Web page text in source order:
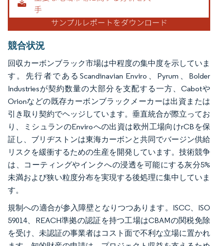
競合状況
回収カーボンブラック市場は中程度の集中度を示していま
す。先行者であるScandinavian Enviro、Pyrum、Bolder
Industriesが契約数量の大部分を支配する一方、Cabotや
Orionなどの既存カーボンブラックメーカーは出資または
引き取り契約でヘッジしています。垂直統合が際立ってお
り、ミシュランのEnviroへの出資は欧州工場向けrCBを保
証し、ブリヂストンは東海カーボンと共同でバージン供給
リスクを緩衝するための生産を開発しています。技術競争
は、コーティングやインクへの浸透を可能にする灰分5%
未満および狭い粒度分布を実現する後処理に集中していま
す。
規制への適合が参入障壁となりつつあります。ISCC、ISO
59014、REACH準拠の認証を持つ工場はCBAMの関税免除
を受け、未認証の事業者はコスト面で不利な立場に置かれ